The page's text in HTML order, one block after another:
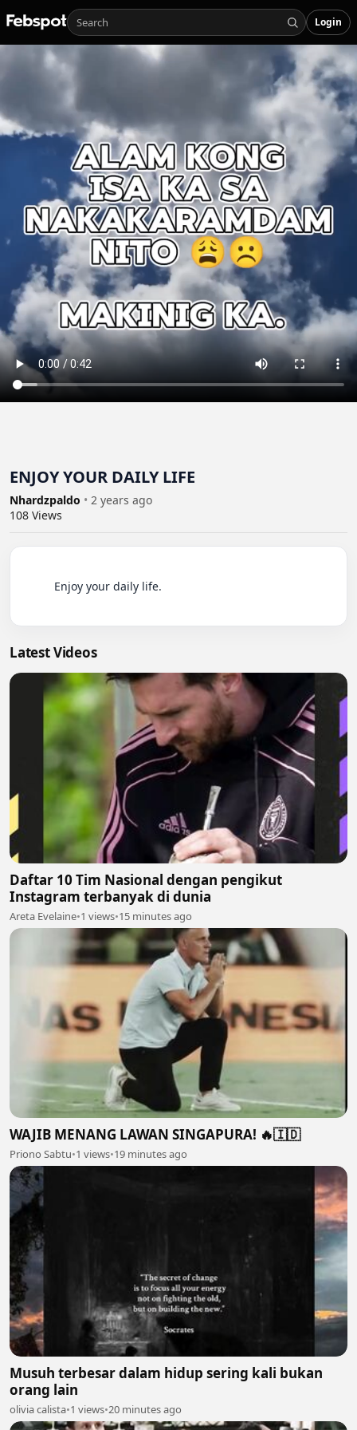
Login
ENJOY YOUR DAILY LIFE
Nhardzpaldo • 2 years ago
108 Views
Latest Videos
Daftar 10 Tim Nasional dengan pengikut
Instagram terbanyak di dunia
Areta Evelaine•1 views•15 minutes ago
WAJIB MENANG LAWAN SINGAPURA! 🔥🇮🇩
Priono Sabtu•1 views•19 minutes ago
Musuh terbesar dalam hidup sering kali bukan
orang lain
olivia calista•1 views•20 minutes ago